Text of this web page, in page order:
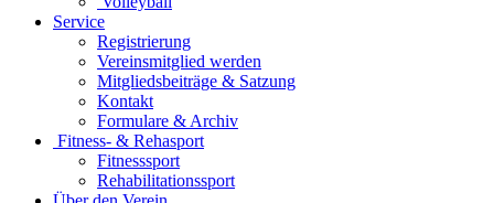
Service
Registrierung
Vereinsmitglied werden
Mitgliedsbeiträge & Satzung
Kontakt
Formulare & Archiv
Fitness- & Rehasport
Fitnesssport
Rehabilitationssport